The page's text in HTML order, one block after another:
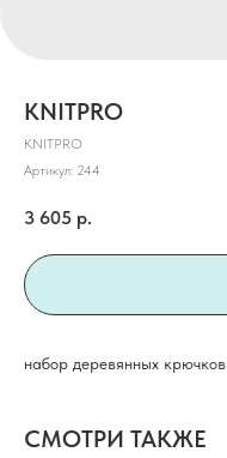
KNITPRO
KNITPRO
Артикул: 244
3 605 р.
набор деревянных крючков
СМОТРИ ТАКЖЕ